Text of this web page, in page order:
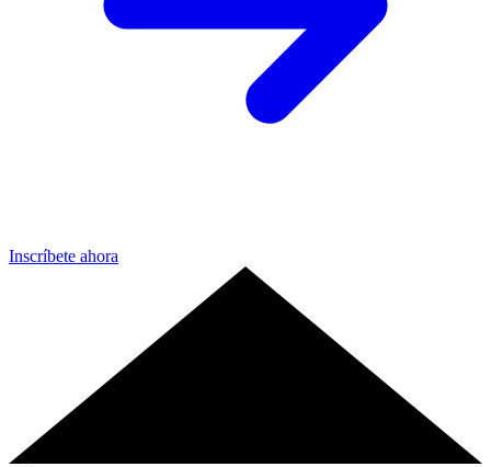
Inscríbete ahora